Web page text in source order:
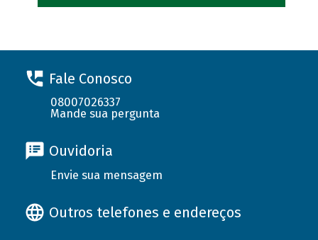
Fale Conosco
08007026337
Mande sua pergunta
Ouvidoria
Envie sua mensagem
Outros telefones e endereços